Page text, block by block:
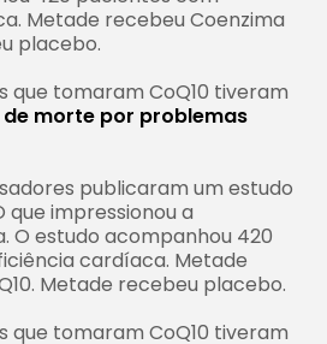
Metade recebeu Coenzima
placebo.
que tomaram CoQ10 tiveram
de morte por problemas
publicaram um estudo
que impressionou a
O estudo acompanhou 420
cardíaca. Metade
Metade recebeu placebo.
que tomaram CoQ10 tiveram